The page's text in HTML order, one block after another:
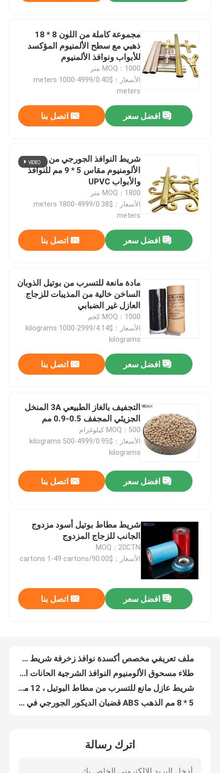
بيت
أشرطة فيديو
معلومات عنا
جولة في المعمل
اتصل بنا
اطلب اقتباس
بار بوتيل فاصل
مجموعة كاملة من اللون 8 * 18
ذهبي مع سطح الألمنيوم المؤكسد
للأبواب ونوافذ الألمنيوم
MOQ：1000 متر
الأسعار：$0.40/meters 1000-4999
meters
افضل سعر اتصل بنا
شريط النوافذ الجورجي من
الألومنيوم مقاس 5 * 9 مم للنوافذ
والأبواب UPVC
MOQ：1800 متر
الأسعار：$0.38/meters 1800-4999
meters
افضل سعر اتصل بنا
مادة مانعة للتسرب من بوتيل الذوبان
الساخن خالية من المذيبات للزجاج
العازل غير الضبابي
MOQ：1000 كجم
الأسعار：$4.14/kilograms 1000-2999
kilograms
افضل سعر اتصل بنا
التجفيف بالغاز الطبيعي 3A المنخل
الجزيئي المجفف 0.5-0.9 مم
MOQ：500 كيلوغرام
الأسعار：$0.95/kilograms 500-4999
kilograms
افضل سعر اتصل بنا
شريط مطاط بوتيل أسود مزدوج
الجانب للزجاج المزدوج
MOQ：20CTN
الأسعار：$90.00/cartons 1-49 cartons
افضل سعر اتصل بنا
شريط فاصل ألومنيوم بنافذة UPVC مع شريط بوتيل أبيض أو أسود
7 * 16mm Windows شريط الجورجية الزخرفية الأجهزة الجورجية قضبان التزجيج
6A-40A قضبان فواصل ألومنيوم بوتيل بوتيل للوحدات المزججة المزدوجة
مفتاح موصل زاوية بلاستيك أبيض رمادي أسود لقضبان فاصل الألومنيوم
اترك رسالة